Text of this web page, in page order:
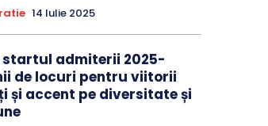
14 Iulie 2025
startul admiterii 2025-
de locuri pentru viitorii
și accent pe diversitate și